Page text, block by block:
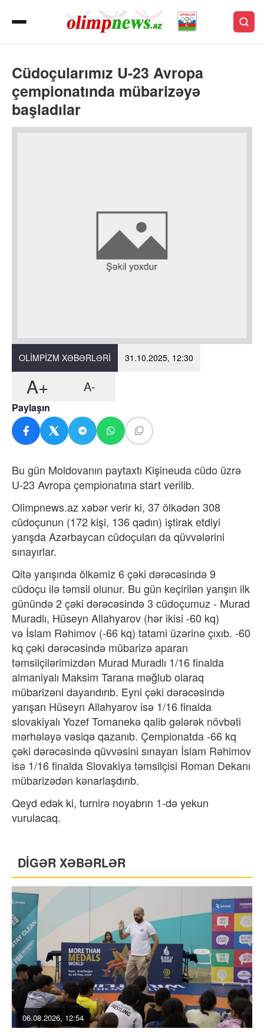
Cüdoçularımız U-23 Avropa
çempionatında mübarizəyə
başladılar
OLIMPIZM XƏBƏRLƏRI 31.10.2025, 12:30
A+ A-
Paylaşın
Bu gün Moldovanın paytaxtı Kişineuda cüdo üzrə
U-23 Avropa çempionatına start verilib.
Olimpnews.az xəbər verir ki, 37 ölkədən 308
cüdoçunun (172 kişi, 136 qadın) iştirak etdiyi
yarışda Azərbaycan cüdoçuları da qüvvələrini
sınayırlar.
Qitə yarışında ölkəmiz 6 çəki dərəcəsində 9
cüdoçu ilə təmsil olunur. Bu gün keçirilən yarışın ilk
günündə 2 çəki dərəcəsində 3 cüdoçumuz - Murad
Muradlı, Hüseyn Allahyarov (hər ikisi -60 kq)
və İslam Rəhimov (-66 kq) tatami üzərinə çıxıb. -60
kq çəki dərəcəsində mübarizə aparan
təmsilçilərimizdən Murad Muradlı 1/16 finalda
almaniyalı Maksim Tarana məğlub olaraq
mübarizəni dayandırıb. Eyni çəki dərəcəsində
yarışan Hüseyn Allahyarov isə 1/16 finalda
slovakiyalı Yozef Tomanekə qalib gələrək növbəti
mərhələyə vəsiqə qazanıb. Çempionatda -66 kq
çəki dərəcəsində qüvvəsini sınayan İslam Rəhimov
isə 1/16 finalda Slovakiya təmsilçisi Roman Dekanı
mübarizədən kənarlaşdırıb.
Qeyd edək ki, turnirə noyabrın 1-də yekun
vurulacaq.
DİGƏR XƏBƏRLƏR
06.08.2026, 12:54